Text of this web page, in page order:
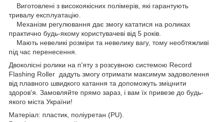
Виготовлені з високоякісних полімерів, які гарантують
тривалу експлуатацію.
Механізм регулювання дає змогу кататися на роликах
практично будь-якому користувачеві від 5 років.
Мають невеликі розміри та невелику вагу, тому необтяжливі
під час перенесення.
Двоколісні ролики на п'яту з розсувною системою Record
Flashing Roller дадуть змогу отримати максимум задоволення
від плавного швидкого катання та допоможуть зміцнити
здоров'я. Замовляйте прямо зараз, і вам їх привезе до будь-
якого міста України!
Матеріал: пластик, поліуретан (PU).